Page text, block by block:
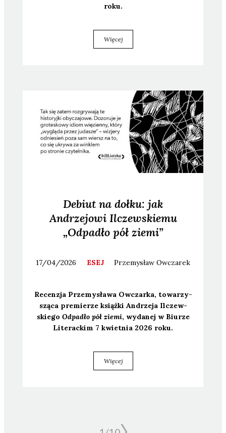
roku.
Więcej
Debiut na dołku: jak
Andrzejowi Ilczewskiemu
„Odpadło pół ziemi”
17/04/2026 ESEJ Przemysław Owczarek
Recen­zja Prze­my­sła­wa Owczar­ka, towa­rzy­
szą­ca pre­mie­rze książ­ki Andrze­ja Ilczew­
skie­go Odpa­dło pół zie­mi, wyda­nej w Biu­rze
Lite­rac­kim 7 kwiet­nia 2026 roku.
Więcej